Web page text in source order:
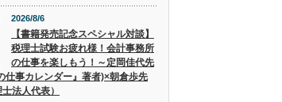
2026/8/6
【書籍発売記念スペシャル対談】
税理士試験お疲れ様！会計事務所
の仕事を楽しもう！～定岡佳代先
仕事カレンダー』著者)×朝倉歩先
法人代表）